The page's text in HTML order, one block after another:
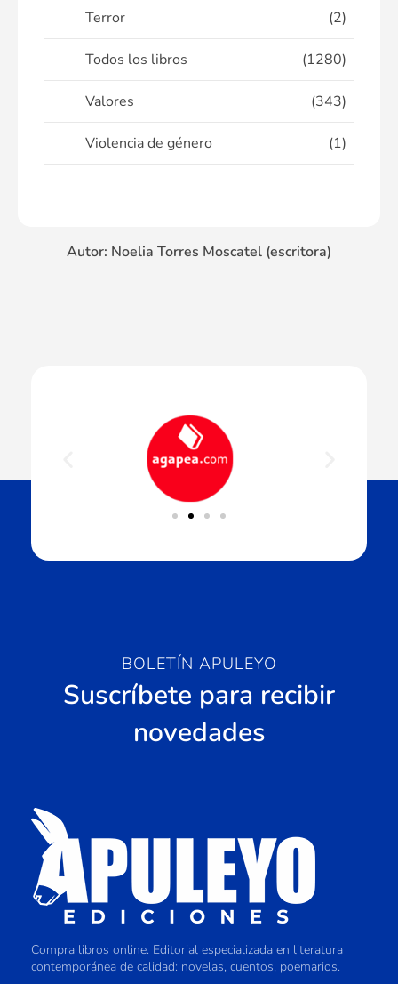
Terror (2)
Todos los libros (1280)
Valores (343)
Violencia de género (1)
Autor: Noelia Torres Moscatel (escritora)
BOLETÍN APULEYO
Suscríbete para recibir
novedades
Compra libros online. Editorial especializada en literatura
contemporánea de calidad: novelas, cuentos, poemarios.